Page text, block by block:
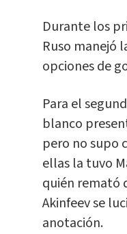
Durante los
Ruso manejó
opciones de
Para el
blanco
pero no supo
ellas la tuvo
quién remató
Akinfeev se
anotación.